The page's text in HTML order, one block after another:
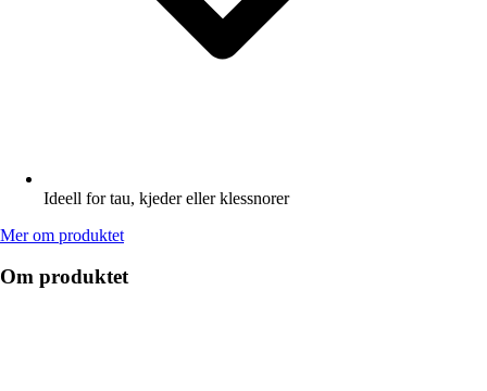
Ideell for tau, kjeder eller klessnorer
Mer om produktet
Om produktet